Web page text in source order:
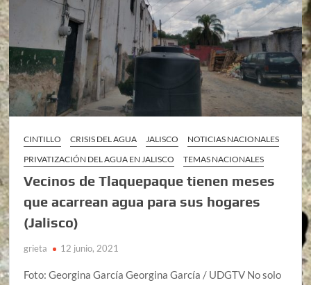
CINTILLO CRISIS DEL AGUA JALISCO
NOTICIAS NACIONALES
PRIVATIZACIÓN DEL AGUA EN JALISCO
TEMAS NACIONALES
Vecinos de Tlaquepaque tienen meses
que acarrean agua para sus hogares
(Jalisco)
grieta 12 junio, 2021
Foto: Georgina García Georgina García / UDGTV No solo